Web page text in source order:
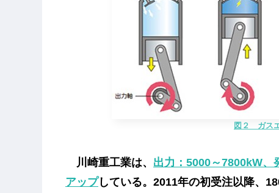
図２ ガス
川崎重工業は、 出力：5000～7800kW、
アップしている。2011年の初受注以降、